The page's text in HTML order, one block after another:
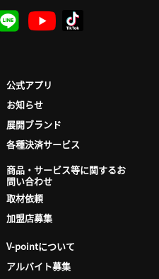
公式アプリ
お知らせ
展開ブランド
各種決済サービス
商品・サービス等に関するお
問い合わせ
取材依頼
加盟店募集
V-pointについて
アルバイト募集